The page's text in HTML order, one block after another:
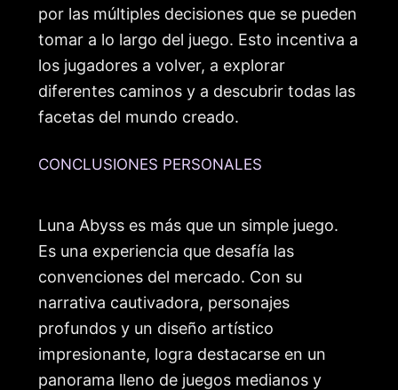
por las múltiples decisiones que se pueden
tomar a lo largo del juego. Esto incentiva a
los jugadores a volver, a explorar
diferentes caminos y a descubrir todas las
facetas del mundo creado.
CONCLUSIONES PERSONALES
Luna Abyss es más que un simple juego.
Es una experiencia que desafía las
convenciones del mercado. Con su
narrativa cautivadora, personajes
profundos y un diseño artístico
impresionante, logra destacarse en un
panorama lleno de juegos medianos y